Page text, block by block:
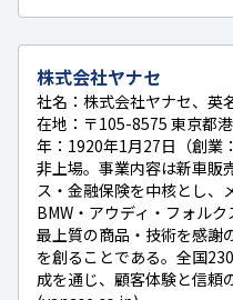
株式会社ヤナセ
社名：株式会社ヤナセ、英
在地：〒105-8575 東京都
年：1920年1月27日（創業
非上場。事業内容は新車販
ス・金融保険を中核とし、
BMW・アウディ・フォル
最上質の商品・技術を感謝
を創ることである。全国
成を通じ、顧客体験と信頼